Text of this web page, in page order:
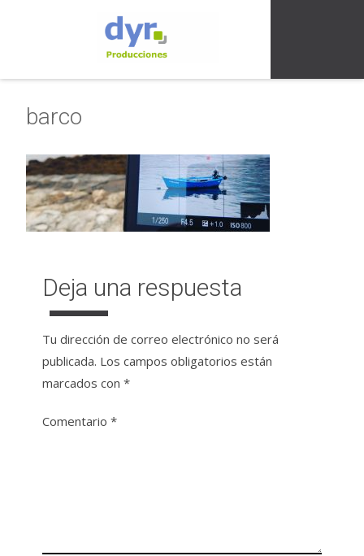
barco
Deja una respuesta
Tu dirección de correo electrónico no será
publicada. Los campos obligatorios están
marcados con*
Comentario*